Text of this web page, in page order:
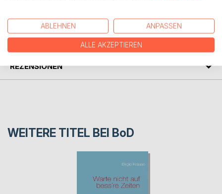
PRESSESTIMMEN
REZENSIONEN
WEITERE TITEL BEI BoD
ABLEHNEN ANPASSEN
ALLE AKZEPTIEREN